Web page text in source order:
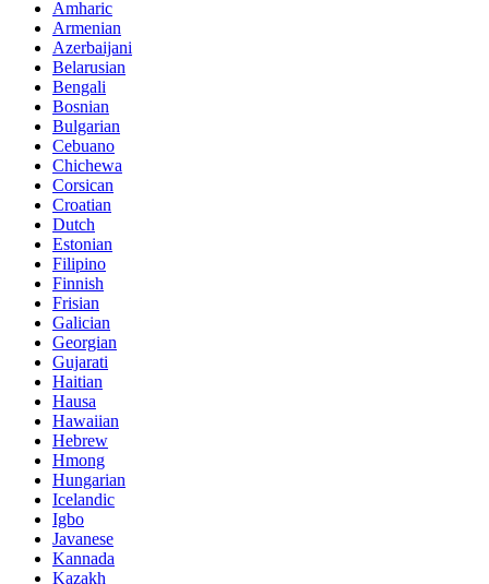
Amharic
Armenian
Azerbaijani
Belarusian
Bengali
Bosnian
Bulgarian
Cebuano
Chichewa
Corsican
Croatian
Dutch
Estonian
Filipino
Finnish
Frisian
Galician
Georgian
Gujarati
Haitian
Hausa
Hawaiian
Hebrew
Hmong
Hungarian
Icelandic
Igbo
Javanese
Kannada
Kazakh